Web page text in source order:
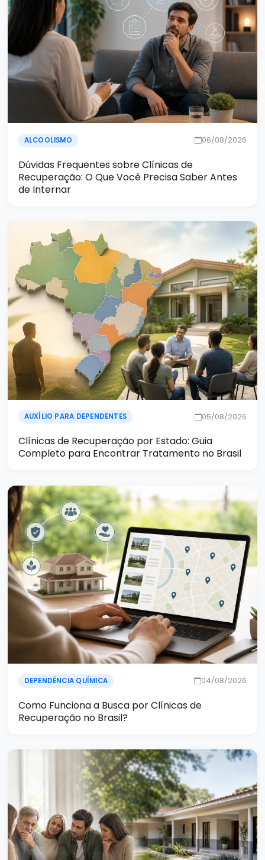
ALCOOLISMO 06/08/2026
Dúvidas Frequentes sobre Clínicas de
Recuperação: O Que Você Precisa Saber Antes
de Internar
AUXÍLIO PARA DEPENDENTES 05/08/2026
Clínicas de Recuperação por Estado: Guia
Completo para Encontrar Tratamento no Brasil
DEPENDÊNCIA QUÍMICA 04/08/2026
Como Funciona a Busca por Clínicas de
Recuperação no Brasil?